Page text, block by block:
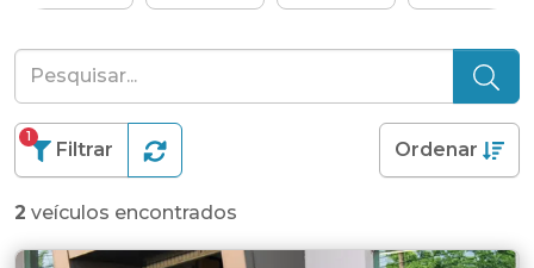
Filtrar
1
Ordenar
2 veículos encontrados